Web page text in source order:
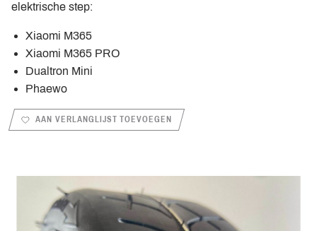
elektrische step:
Xiaomi M365
Xiaomi M365 PRO
Dualtron Mini
Phaewo
AAN VERLANGLIJST TOEVOEGEN